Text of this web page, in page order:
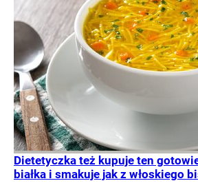
Dietetyczka też kupuje ten
białka i smakuje jak z włoskiego